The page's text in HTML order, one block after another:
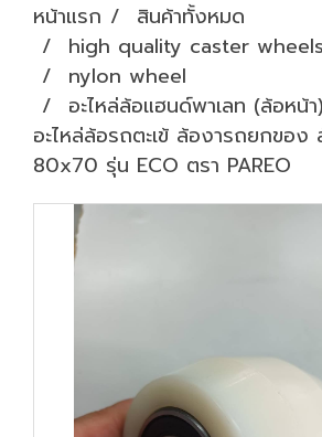
หน้าแรก
สินค้าทั้งหมด
high quality caster wheels
nylon wheel
อะไหล่ล้อแฮนด์พาเลท (ล้อหน้
อะไหล่ล้อรถตะเข้ ล้องารถยกของ
80x70 รุ่น ECO ตรา PAREO